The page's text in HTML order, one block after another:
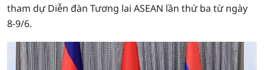
tham dự Diễn đàn Tương lai ASEAN lần thứ ba từ ngày
8-9/6.